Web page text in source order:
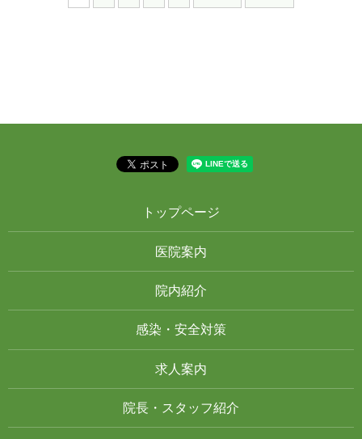
トップページ
医院案内
院内紹介
感染・安全対策
求人案内
院長・スタッフ紹介